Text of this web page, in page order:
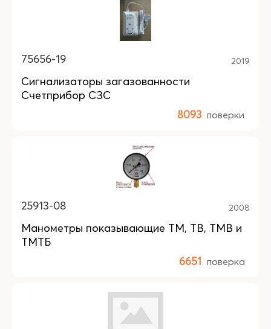
75656-19 2019
Сигнализаторы загазованности
Счетприбор СЗС
8093 поверки
25913-08 2008
Манометры показывающие ТМ, ТВ, ТМВ и
ТМТБ
6651 поверка